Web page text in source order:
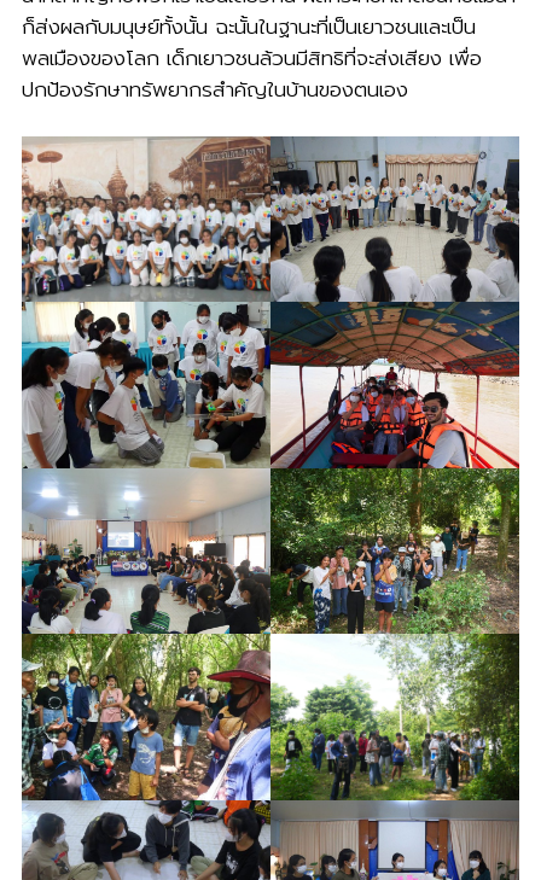
ก็ส่งผลกับมนุษย์ทั้งนั้น ฉะนั้นในฐานะที่เป็นเยาวชนและเป็น
พลเมืองของโลก เด็กเยาวชนล้วนมีสิทธิที่จะส่งเสียง เพื่อ
ปกป้องรักษาทรัพยากรสำคัญในบ้านของตนเอง